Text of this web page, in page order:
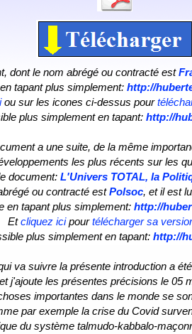
dont le nom abrégé ou contracté est
tapant plus simplement: http://
ou sur les icones ci-dessus pour
plus simplement en tapant: http://
a une suite, de la même
les plus récents sur les
document: L'Univers TOTAL, la
ou contracté estPolsoc, et il est
en tapant plus simplement: http://
Etcliquez icipourtélécharger sa
plus simplement en tapant: http://
va suivre la présente introduction a
et j'ajoute les présentes précisions le 05
importantes dans le monde se
par exemple la crise du Covid
du système talmudo-kabbalo-